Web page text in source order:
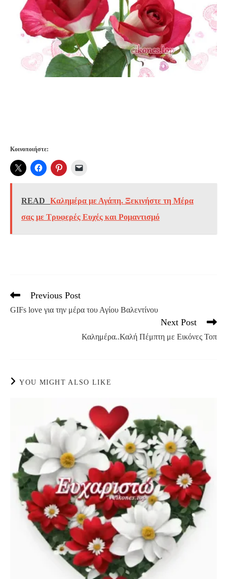
Κοινοποιήστε:
READ
Καλημέρα με Αγάπη. Ξεκινήστε τη Μέρα
σας με Τρυφερές Ευχές και Ρομαντισμό
Read
articles
Previous Post
GIFs love για την μέρα του Αγίου Βαλεντίνου
Next Post
Καλημέρα..Καλή Πέμπτη με Εικόνες Τοπ
YOU MIGHT ALSO LIKE